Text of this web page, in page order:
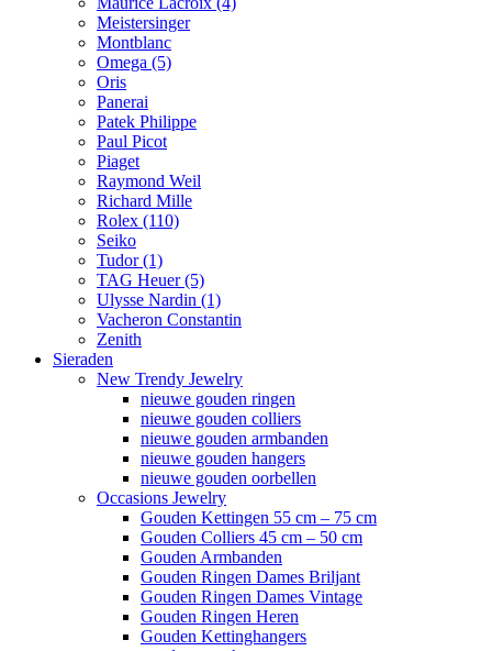
Meistersinger
Montblanc
Omega (5)
Oris
Panerai
Patek Philippe
Paul Picot
Piaget
Raymond Weil
Richard Mille
Rolex (110)
Seiko
Tudor(1)
TAG Heuer(5)
Ulysse Nardin (1)
Vacheron Constantin
Zenith
Sieraden
New Trendy Jewelry
nieuwe gouden ringen
nieuwe gouden colliers
nieuwe gouden armbanden
nieuwe gouden hangers
nieuwe gouden oorbellen
Occasions Jewelry
Gouden Kettingen 55 cm – 75 cm
Gouden Colliers 45 cm – 50 cm
Gouden Armbanden
Gouden Ringen Dames Briljant
Gouden Ringen Dames Vintage
Gouden Ringen Heren
Gouden Kettinghangers